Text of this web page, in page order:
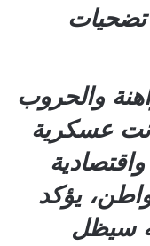
تضحيات
والحروب
عسكرية
يؤكد
سيظل